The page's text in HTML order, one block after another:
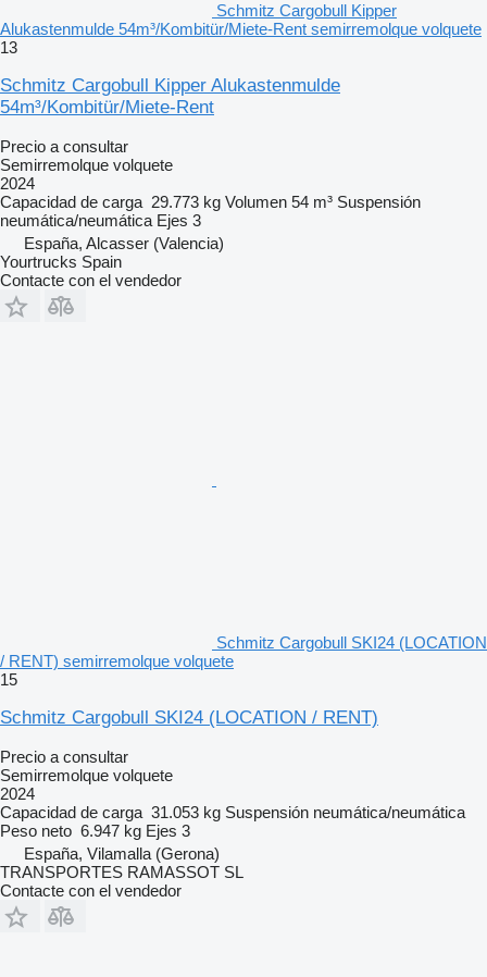
Schmitz Cargobull Kipper
Alukastenmulde 54m³/Kombitür/Miete-Rent semirremolque volquete
13
Schmitz Cargobull Kipper Alukastenmulde
54m³/Kombitür/Miete-Rent
Precio a consultar
Semirremolque volquete
2024
Capacidad de carga 29.773 kg Volumen 54 m³ Suspensión
neumática/neumática Ejes 3
España, Alcasser (Valencia)
Yourtrucks Spain
Contacte con el vendedor
Schmitz Cargobull SKI24 (LOCATION
/ RENT) semirremolque volquete
15
Schmitz Cargobull SKI24 (LOCATION / RENT)
Precio a consultar
Semirremolque volquete
2024
Capacidad de carga 31.053 kg Suspensión neumática/neumática
Peso neto 6.947 kg Ejes 3
España, Vilamalla (Gerona)
TRANSPORTES RAMASSOT SL
Contacte con el vendedor